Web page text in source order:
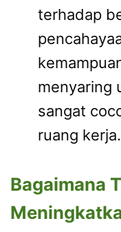
terhadap
menyaring
sangat
ruang kerja.
Bagaimana